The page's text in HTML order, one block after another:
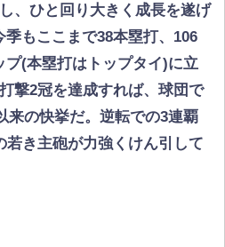
、ひと回り大きく成長を遂げ
季もここまで38本塁打、106
(本塁打はトップタイ)に立
撃2冠を達成すれば、球団で
来の快挙だ。逆転での3連覇
若き主砲が力強くけん引して